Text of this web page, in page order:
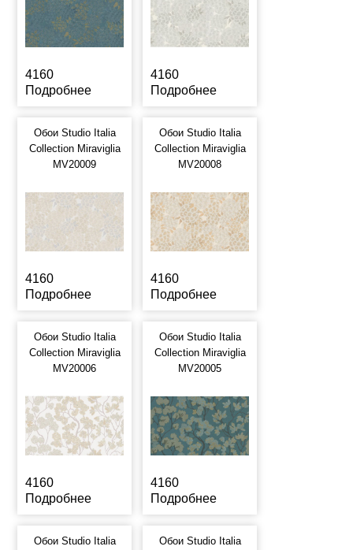
4160
Подробнее
4160
Подробнее
Обои Studio Italia
Collection Miraviglia
MV20009
4160
Подробнее
Обои Studio Italia
Collection Miraviglia
MV20008
4160
Подробнее
Обои Studio Italia
Collection Miraviglia
MV20006
4160
Подробнее
Обои Studio Italia
Collection Miraviglia
MV20005
4160
Подробнее
Обои Studio Italia
Обои Studio Italia